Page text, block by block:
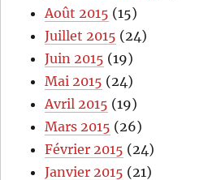
Août 2015 (15)
Juillet 2015 (24)
Juin 2015 (19)
Mai 2015 (24)
Avril 2015 (19)
Mars 2015 (26)
Février 2015 (24)
Janvier 2015 (21)